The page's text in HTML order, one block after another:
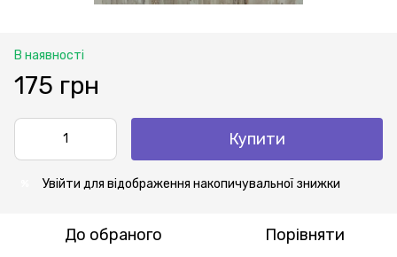
В наявності
175 грн
Купити
Увійти для відображення накопичувальної знижки
До обраного Порівняти